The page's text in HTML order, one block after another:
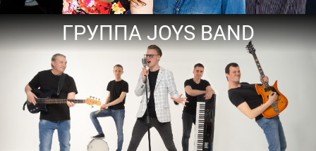
ГРУППА JOYS BAND